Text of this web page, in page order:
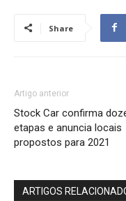
Share
Artigo anterior
Stock Car confirma
etapas e anuncia locais
propostos para 2021
ARTIGOS